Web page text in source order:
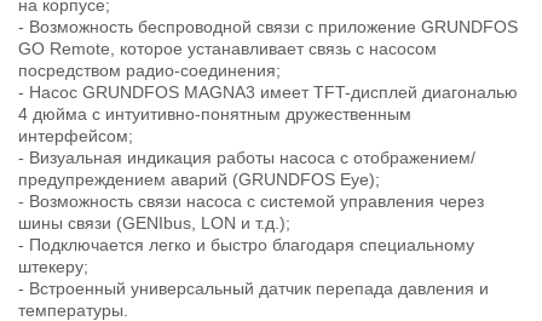
на корпусе;
- Возможность беспроводной связи с приложение GRUNDFOS
GO Remote, которое устанавливает связь с насосом
посредством радио-соединения;
- Насос GRUNDFOS MAGNA3 имеет TFT-дисплей диагональю
4 дюйма с интуитивно-понятным дружественным
интерфейсом;
- Визуальная индикация работы насоса с отображением/
предупреждением аварий (GRUNDFOS Eye);
- Возможность связи насоса с системой управления через
шины связи (GENIbus, LON и т.д.);
- Подключается легко и быстро благодаря специальному
штекеру;
- Встроенный универсальный датчик перепада давления и
температуры.